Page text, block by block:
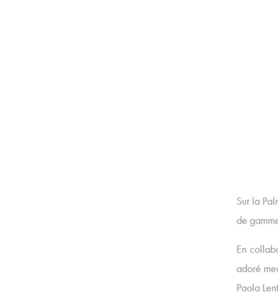
Sur la
de
En
adoré
Paola